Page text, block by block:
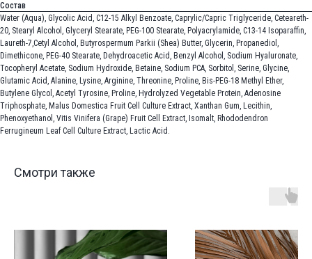
Состав
Water (Aqua), Glycolic Acid, C12-15 Alkyl Benzoate, Caprylic/Capric Triglyceride, Ceteareth-
20, Stearyl Alcohol, Glyceryl Stearate, PEG-100 Stearate, Polyacrylamide, C13-14 Isoparaffin,
Laureth-7,Cetyl Alcohol, Butyrospermum Parkii (Shea) Butter, Glycerin, Propanediol,
Dimethicone, PEG-40 Stearate, Dehydroacetic Acid, Benzyl Alcohol, Sodium Hyaluronate,
Tocopheryl Acetate, Sodium Hydroxide, Betaine, Sodium PCA, Sorbitol, Serine, Glycine,
Glutamic Acid, Alanine, Lysine, Arginine, Threonine, Proline, Bis-PEG-18 Methyl Ether,
Butylene Glycol, Acetyl Tyrosine, Proline, Hydrolyzed Vegetable Protein, Adenosine
Triphosphate, Malus Domestica Fruit Cell Culture Extract, Xanthan Gum, Lecithin,
Phenoxyethanol, Vitis Vinifera (Grape) Fruit Cell Extract, Isomalt, Rhododendron
Ferrugineum Leaf Cell Culture Extract, Lactic Acid.
Смотри также